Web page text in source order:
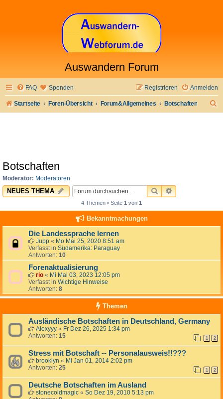
Auswandern Forum
FAQ Spenden Anmelden
Registrieren
Startseite Foren-Übersicht Forum&Allgemeines Botschaften
Botschaften
Moderator: Moderatoren
NEUES THEMA SUCHEERWEITERTE
4 Themen • Seite 1 von 1
Bekanntmachungen
Die Landessprache lernen
Jupp « Mo Mai 25, 2020 8:51 am
Verfasst in Südamerika: Paraguay
Antworten: 10
Forenaktualisierung
rio « Mi Mai 03, 2023 12:05 pm
Verfasst in Wichtige Hinweise
Antworten: 8
Themen
Ausländische Botschaften in Deutschland, Germany
Alexyyy « Fr Dez 26, 2025 1:34 pm
Antworten: 15 1 2
Stress mit Botschaft -- Personalausweis!!???
brooklyn « Mi Jan 01, 2014 2:02 pm
Antworten: 25 1 2
Deutsche Botschaften im Ausland
stonecoldmagic « So Dez 19, 2010 5:13 pm